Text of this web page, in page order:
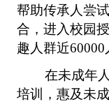
帮助传承人尝
合，进入校园
趣人群近60000
在未成年人
培训，惠及未